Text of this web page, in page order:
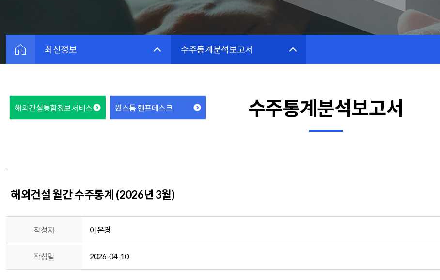
최신정보 수주통계분석보고서
해외건설통합정보서비스 원스톱 헬프데스크 수주통계분석보고서
해외건설 월간 수주통계 (2026년 3월)
작성자 이은경
작성일 2026-04-10